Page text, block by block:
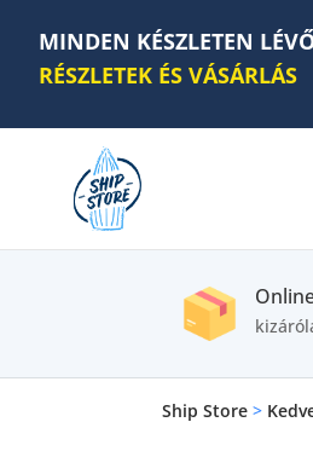
MINDEN KÉSZLETEN
RÉSZLETEK ÉS VÁSÁRLÁS
Ship Store >